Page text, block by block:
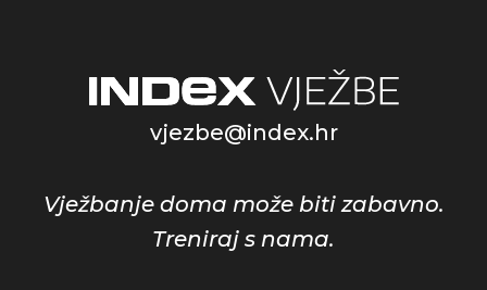
vjezbe@index.hr
Vježbanje doma može biti zabavno.
Treniraj s nama.